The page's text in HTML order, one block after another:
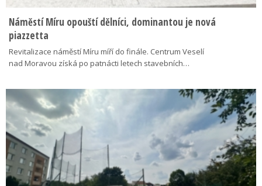
Náměstí Míru opouští dělníci, dominantou je nová
piazzetta
Revitalizace náměstí Míru míří do finále. Centrum Veselí
nad Moravou získá po patnácti letech stavebních…